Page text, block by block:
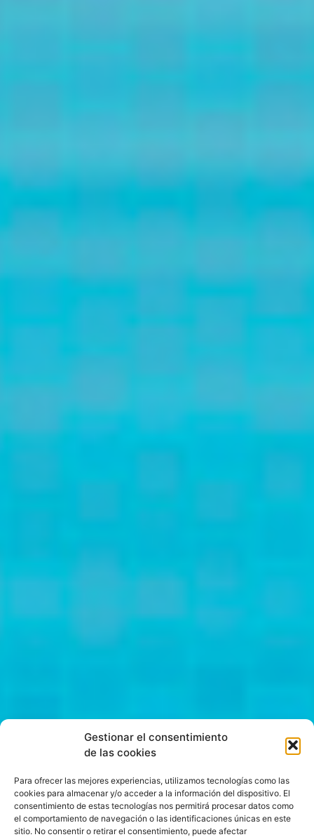
Gestionar el consentimiento
de las cookies
Para ofrecer las mejores experiencias, utilizamos tecnologías como las
cookies para almacenar y/o acceder a la información del dispositivo. El
consentimiento de estas tecnologías nos permitirá procesar datos como
el comportamiento de navegación o las identificaciones únicas en este
sitio. No consentir o retirar el consentimiento, puede afectar